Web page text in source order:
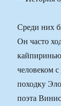
Среди них
Он часто
человеком
походку
поэта